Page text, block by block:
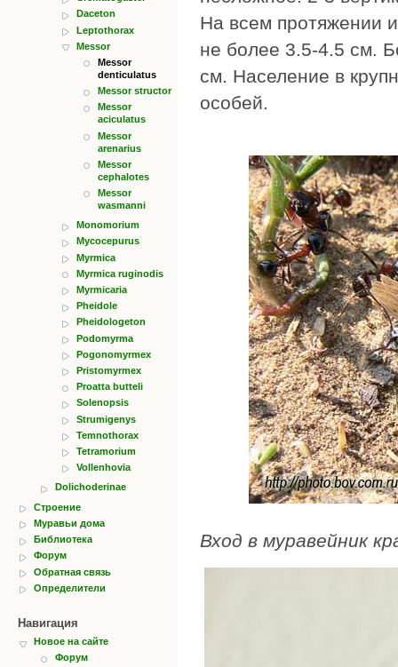
Daceton
Leptothorax
Messor
Messor
denticulatus
Messor structor
Messor
aciculatus
Messor
arenarius
Messor
cephalotes
Messor
wasmanni
Monomorium
Mycocepurus
Myrmica
Myrmica ruginodis
Myrmicaria
Pheidole
Pheidologeton
Podomyrma
Pogonomyrmex
Pristomyrmex
Proatta butteli
Solenopsis
Strumigenys
Temnothorax
Tetramorium
Vollenhovia
Dolichoderinae
Строение
Муравьи дома
Библиотека
Форум
Обратная связь
Определители
Навигация
Новое на сайте
Форум
На всем протяжении
не более 3.5-4.5 см.
см. Население в
особей.
Вход в муравейник